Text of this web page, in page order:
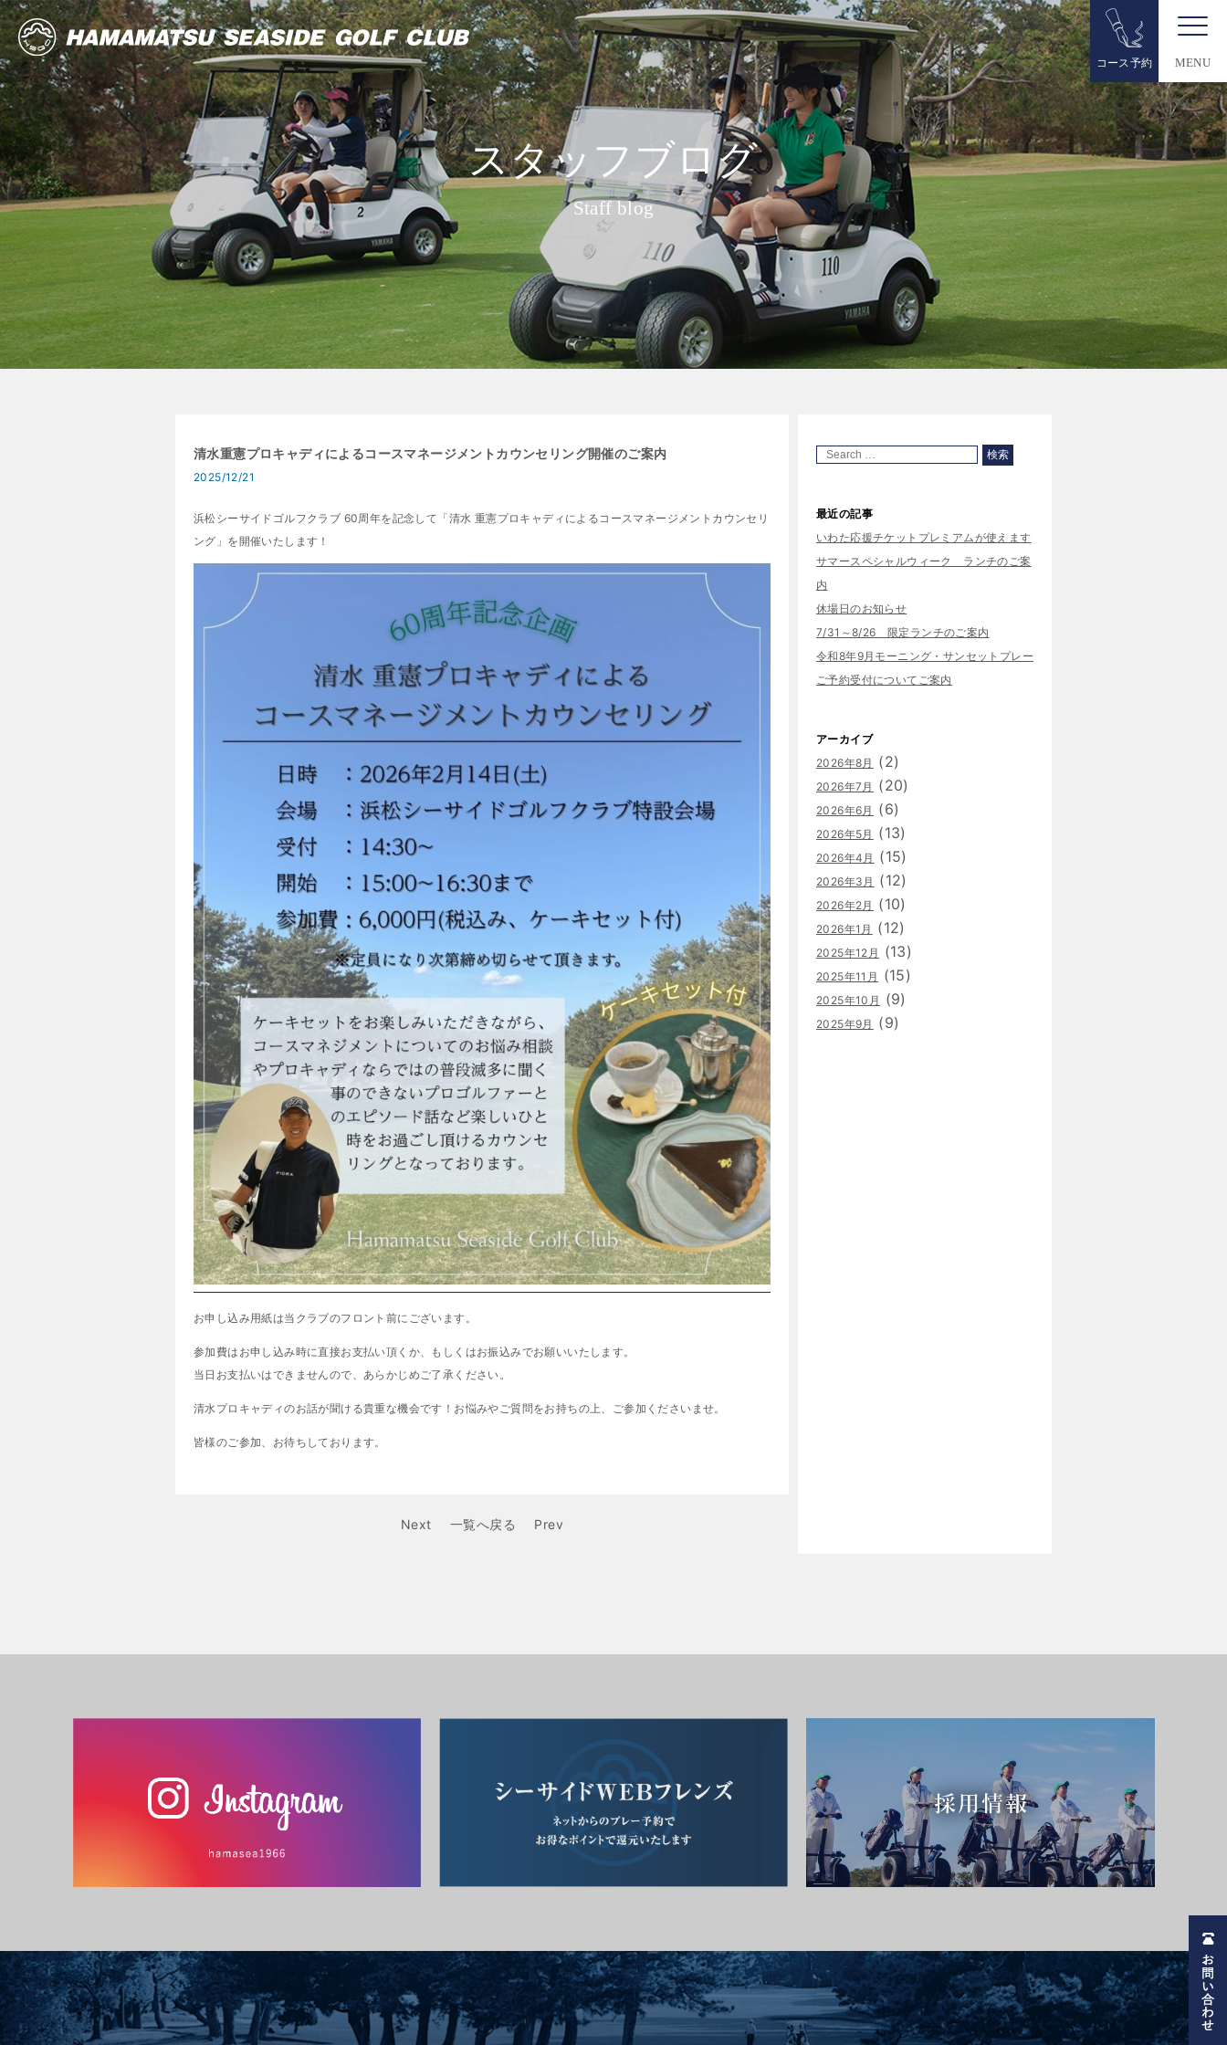
MENU
コース予約
スタッフブログ
Staff blog
清水重憲プロキャディによるコースマネージメントカウンセリング開催のご案内
2025/12/21
浜松シーサイドゴルフクラブ 60周年を記念して「清水 重憲プロキャディによるコースマネージメントカウンセリ
ング」を開催いたします！
お申し込み用紙は当クラブのフロント前にございます。
参加費はお申し込み時に直接お支払い頂くか、もしくはお振込みでお願いいたします。
当日お支払いはできませんので、あらかじめご了承ください。
清水プロキャディのお話が聞ける貴重な機会です！お悩みやご質問をお持ちの上、ご参加くださいませ。
皆様のご参加、お待ちしております。
Next 一覧へ戻る Prev
最近の記事
いわた応援チケットプレミアムが使えます
サマースペシャルウィーク ランチのご案
内
休場日のお知らせ
7/31～8/26 限定ランチのご案内
令和8年9月モーニング・サンセットプレー
ご予約受付についてご案内
アーカイブ
2026年8月 (2)
2026年7月 (20)
2026年6月 (6)
2026年5月 (13)
2026年4月 (15)
2026年3月 (12)
2026年2月 (10)
2026年1月 (12)
2025年12月 (13)
2025年11月 (15)
2025年10月 (9)
2025年9月 (9)